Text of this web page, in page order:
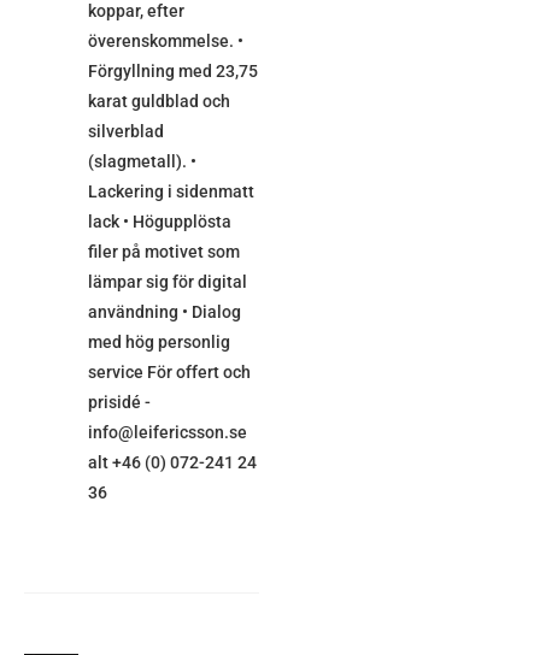
koppar, efter
överenskommelse. •
Förgyllning med 23,75
karat guldblad och
silverblad
(slagmetall). •
Lackering i sidenmatt
lack • Högupplösta
filer på motivet som
lämpar sig för digital
användning • Dialog
med hög personlig
service För offert och
prisidé -
info@leifericsson.se
alt +46 (0) 072-241 24
36